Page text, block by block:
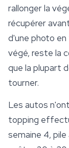
rallonger la
récupérer
d'une photo en
végé, reste la
que la plupart
tourner.
Les autos
topping
semaine 4,